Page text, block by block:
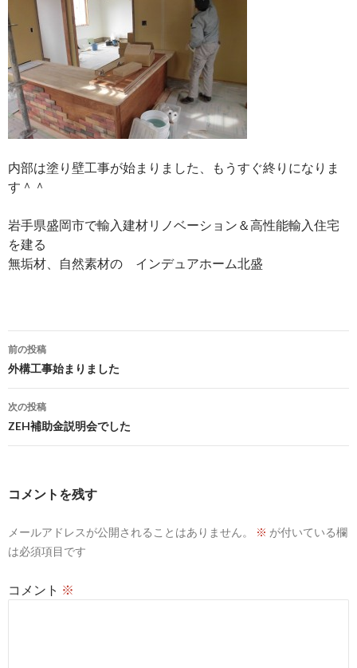
内部は塗り壁工事が始まりました、もうすぐ終りになりま
す＾＾
岩手県盛岡市で輸入建材リノベーション＆高性能輸入住宅
を建る
無垢材、自然素材の インデュアホーム北盛
投
稿
ナ
ビ
ゲ
ョ
前の投稿
外構工事始まりました
次の投稿
ZEH補助金説明会でした
コメントを残す
メールアドレスが公開されることはありません。 ※ が付いている欄
は必須項目です
コメント ※